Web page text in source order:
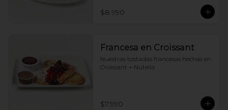
$8.990
Francesa en Croissant
Nuestras tostadas francesas hechas en
Croissant + Nutella
$7.990